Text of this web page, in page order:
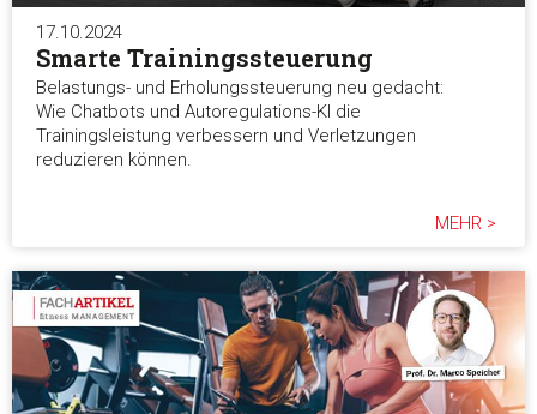
17.10.2024
Smarte Trainingssteuerung
Belastungs- und Erholungssteuerung neu gedacht:
Wie Chatbots und Autoregulations-KI die
Trainingsleistung verbessern und Verletzungen
reduzieren können.
MEHR >